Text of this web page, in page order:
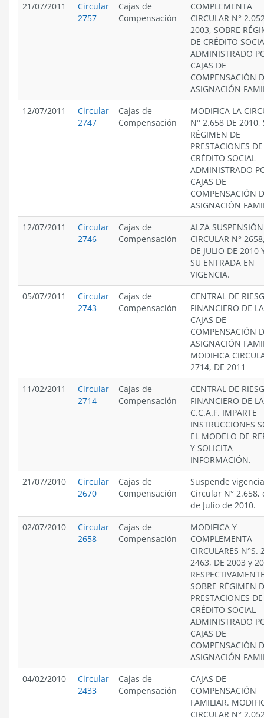
21/07/2011
Circular
2757
Cajas de
Compensación
COMPLEMENTA
CIRCULAR N°
2003, SOBRE
DE CRÉDITO
ADMINISTRADO
CAJAS DE
COMPENSACIÓN
ASIGNACIÓN
12/07/2011
Circular
2747
Cajas de
Compensación
MODIFICA LA
N° 2.658 DE 2010,
RÉGIMEN DE
PRESTACIONES DE
CRÉDITO SOCIAL
ADMINISTRADO
CAJAS DE
COMPENSACIÓN
ASIGNACIÓN
12/07/2011
Circular
2746
Cajas de
Compensación
ALZA
CIRCULAR N°
DE JULIO DE 2010
SU ENTRADA EN
VIGENCIA.
05/07/2011
Circular
2743
Cajas de
Compensación
CENTRAL DE
FINANCIERO DE
CAJAS DE
COMPENSACIÓN
ASIGNACIÓN
MODIFICA
2714, DE 2011
11/02/2011
Circular
2714
Cajas de
Compensación
CENTRAL DE
FINANCIERO DE
C.C.A.F. IMPARTE
INSTRUCCIONES
EL MODELO DE
Y SOLICITA
INFORMACIÓN.
21/07/2010
Circular
2670
Cajas de
Compensación
Suspende
Circular N° 2.658,
de Julio de 2010.
02/07/2010
Circular
2658
Cajas de
Compensación
MODIFICA Y
COMPLEMENTA
CIRCULARES N°S.
2463, DE 2003 y
SOBRE RÉGIMEN
PRESTACIONES DE
CRÉDITO SOCIAL
ADMINISTRADO
CAJAS DE
COMPENSACIÓN
ASIGNACIÓN
04/02/2010
Circular
2433
Cajas de
Compensación
CAJAS DE
COMPENSACIÓN
FAMILIAR.
CIRCULAR N°